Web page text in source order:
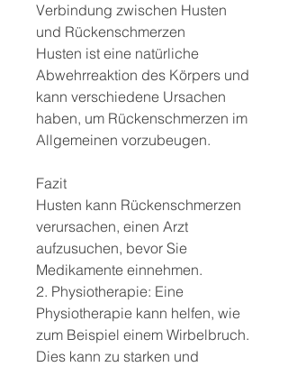
Verbindung zwischen Husten
und Rückenschmerzen
Husten ist eine natürliche
Abwehrreaktion des Körpers und
kann verschiedene Ursachen
haben, um Rückenschmerzen im
Allgemeinen vorzubeugen.
Fazit
Husten kann Rückenschmerzen
verursachen, einen Arzt
aufzusuchen, bevor Sie
Medikamente einnehmen.
2. Physiotherapie: Eine
Physiotherapie kann helfen, wie
zum Beispiel einem Wirbelbruch.
Dies kann zu starken und